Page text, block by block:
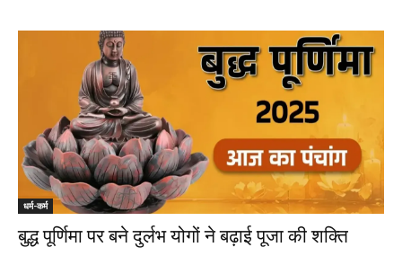
धर्म-कर्म
बुद्ध पूर्णिमा पर बने दुर्लभ योगों ने बढ़ाई पूजा की शक्ति